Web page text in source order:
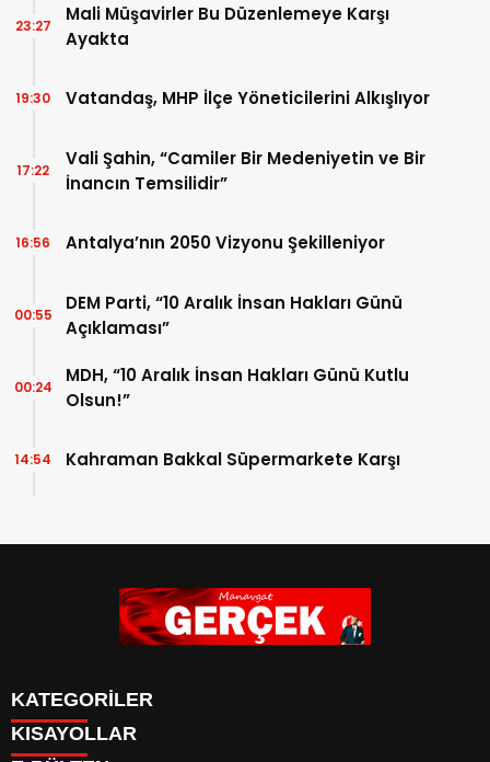
Mali Müşavirler Bu Düzenlemeye Karşı
Ayakta
23:27
Vatandaş, MHP İlçe Yöneticilerini Alkışlıyor
19:30
Vali Şahin, “Camiler Bir Medeniyetin ve Bir
İnancın Temsilidir”
17:22
Antalya’nın 2050 Vizyonu Şekilleniyor
16:56
DEM Parti, “10 Aralık İnsan Hakları Günü
Açıklaması”
00:55
MDH, “10 Aralık İnsan Hakları Günü Kutlu
Olsun!”
00:24
Kahraman Bakkal Süpermarkete Karşı
14:54
KATEGORİLER
Siyaset
KISAYOLLAR